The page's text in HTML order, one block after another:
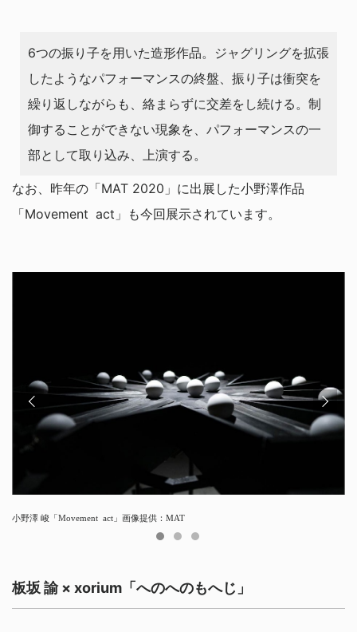
6つの振り⼦を⽤いた造形作品。ジャグリングを拡張
したようなパフォーマンスの終盤、振り⼦は衝突を
繰り返しながらも、絡まらずに交差をし続ける。制
御することができない現象を、パフォーマンスの⼀
部として取り込み、上演する。
なお、昨年の「MAT 2020」に出展した⼩野澤作品
「Movement act」も今回展⽰されています。
⼩野澤 峻「Movement act」画像提供：MAT
「Movement act」をセッティング中の⼩野澤 峻氏
手前：「Movement act」
板坂 諭 × xorium「へのへのもへじ」